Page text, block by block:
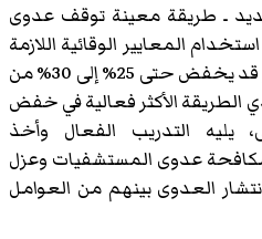
ـ طريقة معينة توقف عدوى
المعايير الوقائية اللازمة
والتقصي الوبائي بشكل مستمر قد يخفض حتى 25% إلى 30% من
الطريقة الأكثر فعالية في خفض
يليه التدريب الفعال وأخذ
مكافحة عدوى المستشفيات وعزل
العدوى بينهم من العوامل